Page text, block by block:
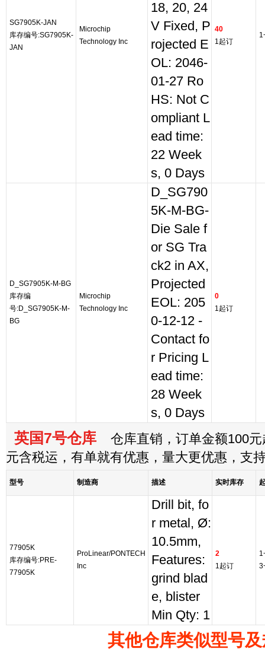
SG7905K-JAN
库存编号:SG7905K-
JAN
Microchip
Technology Inc
18, 20, 24
V Fixed, P
rojected E
OL: 2046-
01-27 Ro
HS: Not C
ompliant L
ead time:
22 Week
s, 0 Days
40
1起订
D_SG7905K-M-BG
库存编
号:D_SG7905K-M-
BG
Microchip
Technology Inc
D_SG790
5K-M-BG-
Die Sale f
or SG Tra
ck2 in AX,
Projected
EOL: 205
0-12-12 -
Contact fo
r Pricing L
ead time:
28 Week
s, 0 Days
0
1起订
英国7号仓库 仓库直销，订单金额100元
元含税运，有单就有优惠，量大更优惠，支
型号 制造商 描述 实时库存
77905K
库存编号:PRE-
77905K
ProLinear/PONTECH
Inc
Drill bit, fo
r metal, Ø:
10.5mm,
Features:
grind blad
e, blister
Min Qty: 1
2
1起订
其他仓库类似型号